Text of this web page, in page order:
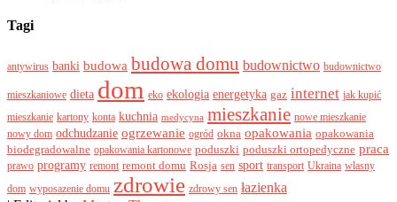
Tagi
antywirus banki budowa budowa domu budownictwo budownictwo
mieszkaniowe dieta dom eko ekologia energetyka gaz internet jak kupić
mieszkanie kartony konta kuchnia medycyna mieszkanie nowe mieszkanie
nowy dom odchudzanie ogrzewanie ogród okna opakowania opakowania
biodegradowalne opakowania kartonowe poduszki poduszki ortopedyczne praca
prawo programy remont remont domu Rosja sen sport transport Ukraina wlasny
dom wyposazenie domu zdrowie zdrowy sen łazienka